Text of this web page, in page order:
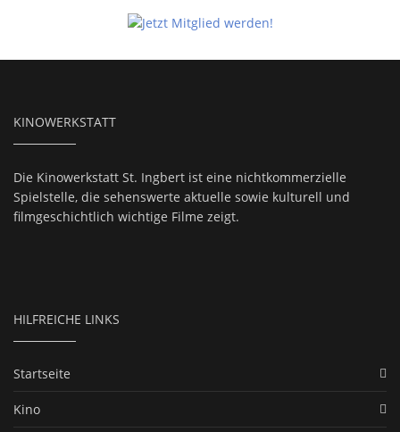
KINOWERKSTATT
Die Kinowerkstatt St. Ingbert ist eine nichtkommerzielle
Spielstelle, die sehenswerte aktuelle sowie kulturell und
filmgeschichtlich wichtige Filme zeigt.
HILFREICHE LINKS
Startseite
Kino